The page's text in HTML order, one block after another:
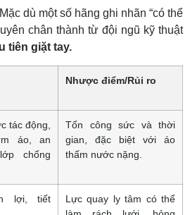
dù một số hãng ghi nhãn “có thể
chân thành từ đội ngũ kỹ thuật
tiên giặt tay.
Nhược điểm/Rủi ro
tác động,
áo, an
chống
Tốn công sức và thời
gian, đặc biệt với áo
thấm nước nặng.
lợi, tiết
Lực quay ly tâm có thể